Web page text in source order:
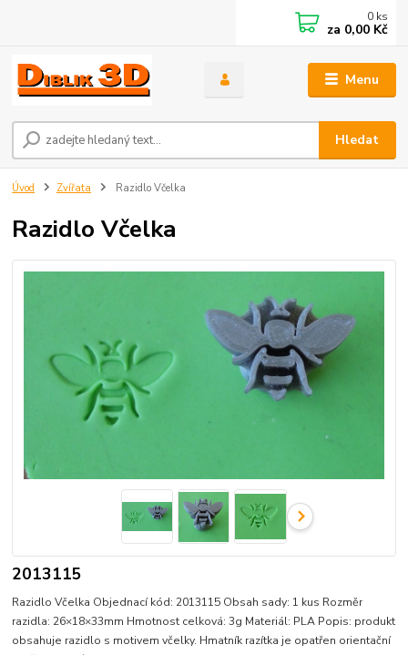
Menu
Hledat
0 ks
za 0,00 Kč
Úvod Zvířata Razidlo Včelka
Razidlo Včelka
2013115
Razidlo Včelka Objednací kód: 2013115 Obsah sady: 1 kus Rozměr
razidla: 26×18×33mm Hmotnost celková: 3g Materiál: PLA Popis: produkt
obsahuje razidlo s motivem včelky. Hmatník razítka je opatřen orientační